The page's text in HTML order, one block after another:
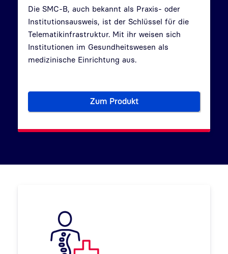
Die SMC-B, auch bekannt als Praxis- oder
Institutionsausweis, ist der Schlüssel für die
Telematikinfrastruktur. Mit ihr weisen sich
Institutionen im Gesundheitswesen als
medizinische Einrichtung aus.
Zum ProduktElektronischer